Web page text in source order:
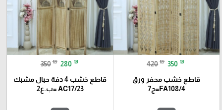
420 ₪ 350 ₪
قاطع خشب محفر ورق
FA108/4=ج7
350 ₪ 280 ₪
قاطع خشب 4 دفة حبال مشبك
AC17/23 =ب.ع2